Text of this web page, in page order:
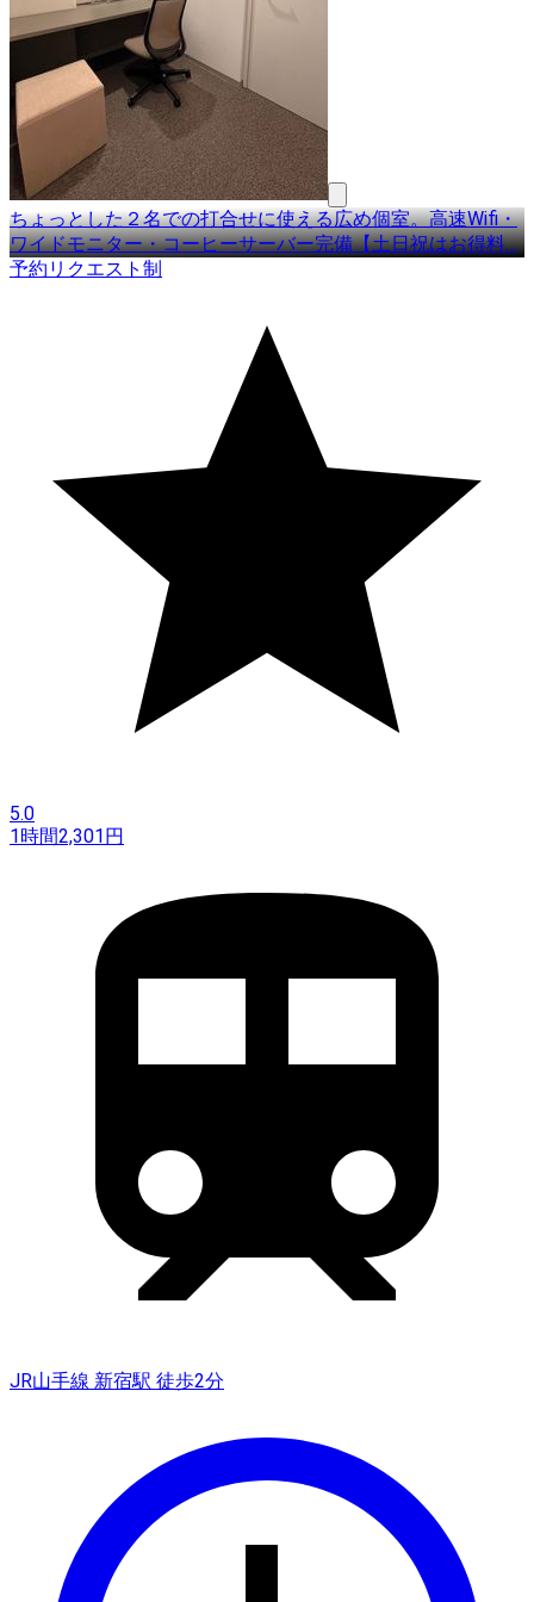
ちょっとした２名での打合せに使える広め個室。高速Wifi・
ワイドモニター・コーヒーサーバー完備【土日祝はお得料…
予約リクエスト制
5.0
1時間2,301円
JR山手線 新宿駅 徒歩2分